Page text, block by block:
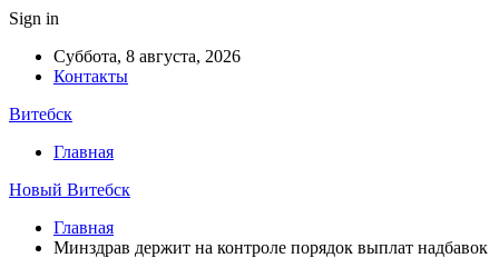
Sign in
Суббота, 8 августа, 2026
Контакты
Витебск
Главная
Новый Витебск
Главная
Минздрав держит на контроле порядок выплат надбавок